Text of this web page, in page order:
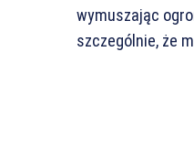
wymuszając
szczególnie, że